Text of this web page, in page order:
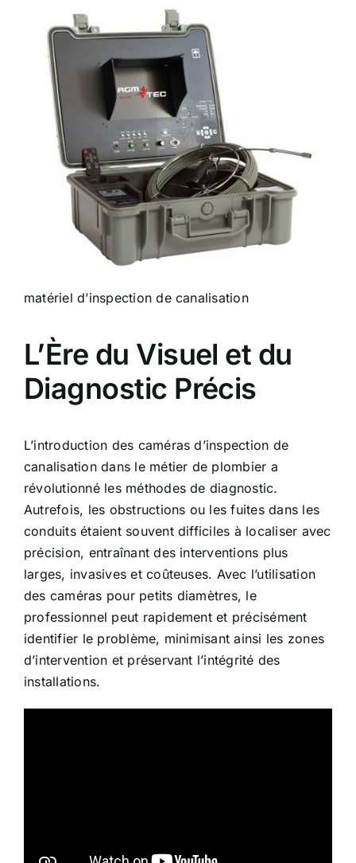
matériel d’inspection de canalisation
L’Ère du Visuel et du
Diagnostic Précis
L’introduction des caméras d’inspection de
canalisationdans le métier de plombier a
révolutionné les méthodes de diagnostic.
Autrefois, les obstructions ou les fuites dans les
conduits étaient souvent difficiles à localiser avec
précision, entraînant des interventions plus
larges, invasives et coûteuses. Avec l’utilisation
des caméras pour petits diamètres, le
professionnel peut rapidement et précisément
identifier le problème, minimisant ainsi les zones
d’intervention et préservant l’intégrité des
installations.